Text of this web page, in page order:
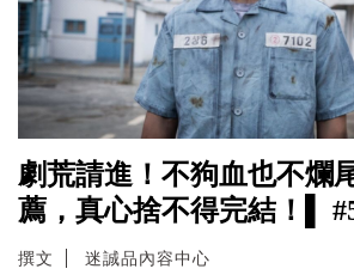
劇荒請進！不狗血也不爛
薦，真心捨不得完結！▌
撰文 迷誠品內容中心